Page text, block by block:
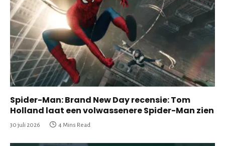
Spider-Man: Brand New Day recensie: Tom
Holland laat een volwassenere Spider-Man zien
30 juli 2026 4 Mins Read